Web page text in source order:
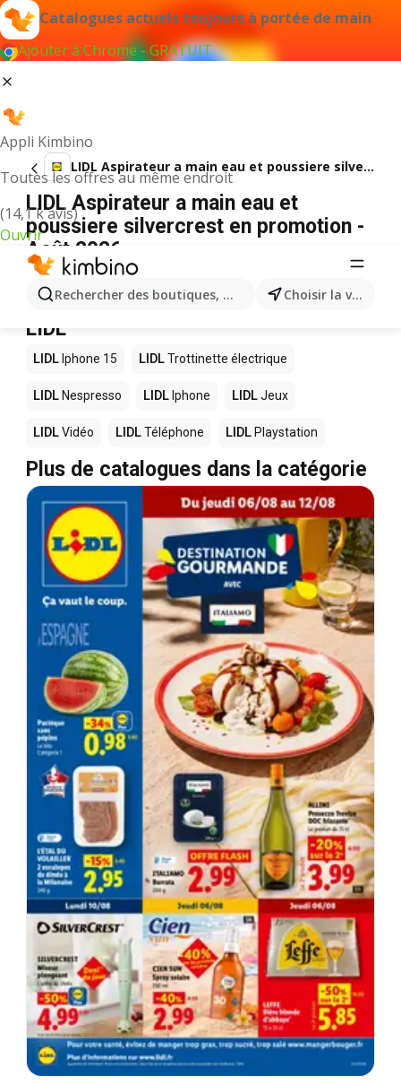
Catalogues actuels toujours à portée de main
Ajouter à Chrome - GRATUIT
Appli Kimbino
Toutes les offres au même endroit
(14,1 k avis)
Ouvrir
Rechercher des boutiques, des catégories, des Choisir la ville
LIDL Aspirateur a main eau et poussiere silvercrest
LIDL Aspirateur a main eau et
poussiere silvercrest en promotion -
Août 2026
Aucun résultat trouvé pour ce terme.
D’autres produits dans les magasins
LIDL
LIDL Iphone 15 LIDLTrottinette électrique
LIDL Nespresso LIDL Iphone LIDLJeux
LIDLVidéo LIDLTéléphone LIDL Playstation
Plus de catalogues dans la catégorie